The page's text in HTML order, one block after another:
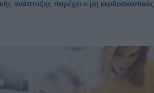
ανάπτυξης παρέχει ο μη κερδοσκοπικός